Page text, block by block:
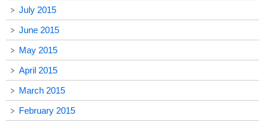
July 2015
June 2015
May 2015
April 2015
March 2015
February 2015